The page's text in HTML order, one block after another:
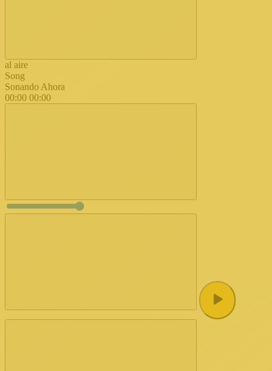
al aire
Song
Sonando Ahora
00:00 00:00